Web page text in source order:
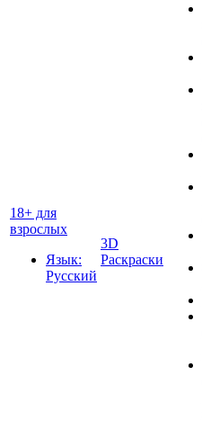
18+ для
взрослых
Язык:
Русский
3D
Раскраски